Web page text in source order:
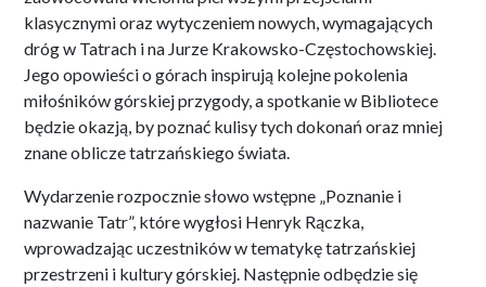
klasycznymi oraz wytyczeniem nowych, wymagających
dróg w Tatrach i na Jurze Krakowsko-Częstochowskiej.
Jego opowieści o górach inspirują kolejne pokolenia
miłośników górskiej przygody, a spotkanie w Bibliotece
będzie okazją, by poznać kulisy tych dokonań oraz mniej
znane oblicze tatrzańskiego świata.
Wydarzenie rozpocznie słowo wstępne „Poznanie i
nazwanie Tatr”, które wygłosi Henryk Rączka,
wprowadzając uczestników w tematykę tatrzańskiej
przestrzeni i kultury górskiej. Następnie odbędzie się